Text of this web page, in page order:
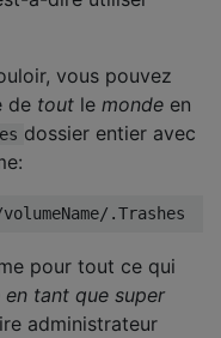
vous pouvez
de tout le monde en
dossier entier avec
pour tout ce qui
en tant que super
administrateur